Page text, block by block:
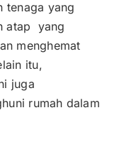
tenaga yang
atap yang
menghemat
itu,
juga
rumah dalam